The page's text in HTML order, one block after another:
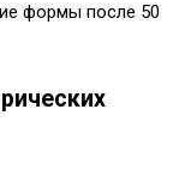
формы после 50